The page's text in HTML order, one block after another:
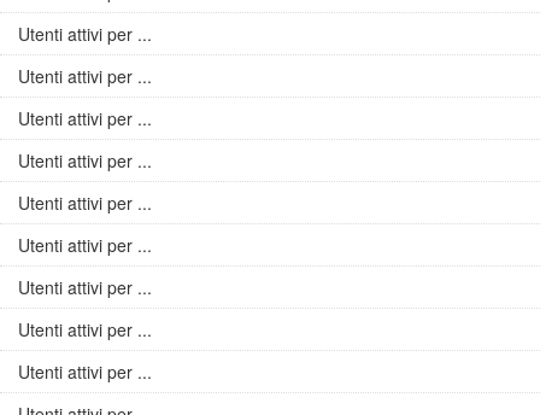
Utenti attivi per ...
Utenti attivi per ...
Utenti attivi per ...
Utenti attivi per ...
Utenti attivi per ...
Utenti attivi per ...
Utenti attivi per ...
Utenti attivi per ...
Utenti attivi per ...